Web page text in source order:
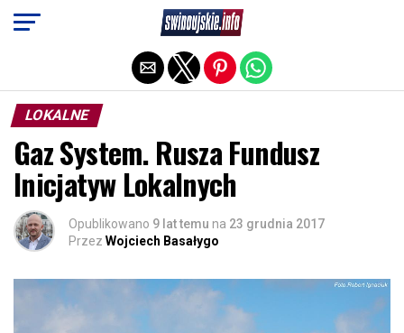
LOKALNE
Gaz System. Rusza Fundusz
Inicjatyw Lokalnych
Opublikowano 9 lat temu na 23 grudnia 2017
Przez Wojciech Basałygo
Exit mobile version